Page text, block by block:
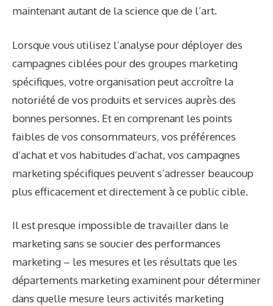
maintenant autant de la science que de l’art.
Lorsque vous utilisez l’analyse pour déployer des
campagnes ciblées pour des groupes marketing
spécifiques, votre organisation peut accroître la
notoriété de vos produits et services auprès des
bonnes personnes. Et en comprenant les points
faibles de vos consommateurs, vos préférences
d’achat et vos habitudes d’achat, vos campagnes
marketing spécifiques peuvent s’adresser beaucoup
plus efficacement et directement à ce public cible.
Il est presque impossible de travailler dans le
marketing sans se soucier des performances
marketing – les mesures et les résultats que les
départements marketing examinent pour déterminer
dans quelle mesure leurs activités marketing